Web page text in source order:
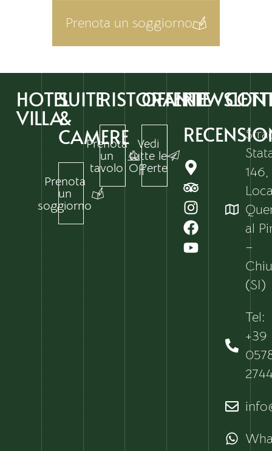
Prenota un soggiorno
HOTEL
VILLA
SUITE
&
CAMERE
Prenota
un
soggiorno
RISTORANTI
Prenota
un
tavolo
OFFERTE
Vedi
tutte le
Offerte
146,
al
–
(SI)
Tel:
+39